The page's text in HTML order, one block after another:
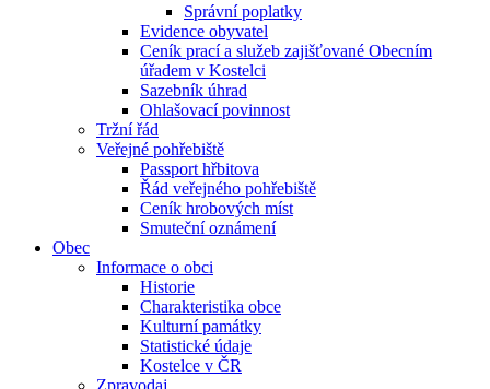
Správní poplatky
Evidence obyvatel
Ceník prací a služeb zajišťované Obecním
úřadem v Kostelci
Sazebník úhrad
Ohlašovací povinnost
Tržní řád
Veřejné pohřebiště
Passport hřbitova
Řád veřejného pohřebiště
Ceník hrobových míst
Smuteční oznámení
Obec
Informace o obci
Historie
Charakteristika obce
Kulturní památky
Statistické údaje
Kostelce v ČR
Zpravodaj